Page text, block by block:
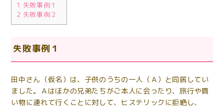
1 失敗事例１
2 失敗事例２
失敗事例１
田中さん（仮名）は、子供のうちの一人（Ａ）と同居してい
ました。Ａはほかの兄弟たちがご本人に会ったり、旅行や買
い物に連れて行くことに対して、ヒステリックに拒絶し、